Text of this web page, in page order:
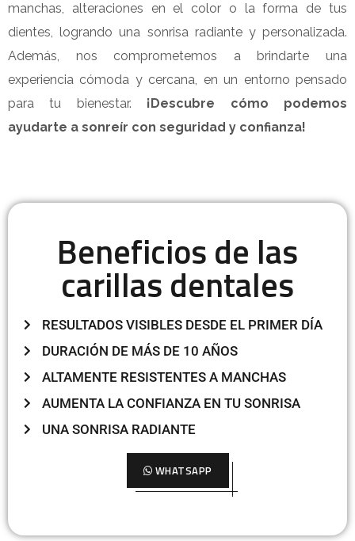
manchas, alteraciones en el color o la forma de tus
dientes, logrando una sonrisa radiante y personalizada.
Además, nos comprometemos a brindarte una
experiencia cómoda y cercana, en un entorno pensado
para tu bienestar. ¡Descubre cómo podemos
ayudarte a sonreír con seguridad y confianza!
Beneficios de las
carillas dentales
RESULTADOS VISIBLES DESDE EL PRIMER DÍA
DURACIÓN DE MÁS DE 10 AÑOS
ALTAMENTE RESISTENTES A MANCHAS
AUMENTA LA CONFIANZA EN TU SONRISA
UNA SONRISA RADIANTE
WHATSAPP